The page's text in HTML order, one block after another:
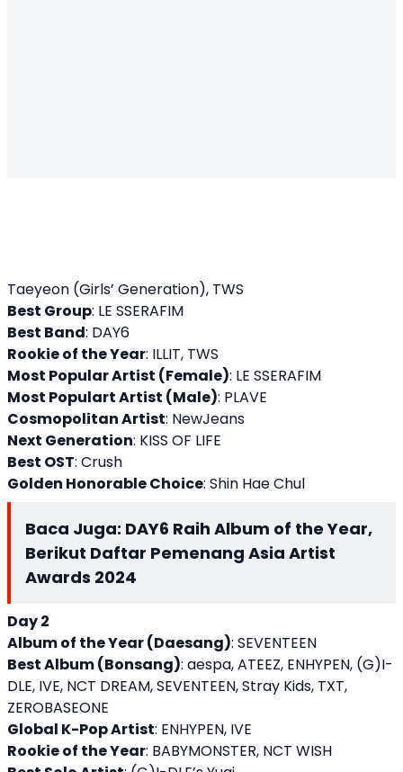
Taeyeon (Girls’ Generation), TWS
Best Group: LE SSERAFIM
Best Band: DAY6
Rookie of the Year: ILLIT, TWS
Most Popular Artist (Female): LE SSERAFIM
Most Populart Artist (Male): PLAVE
Cosmopolitan Artist: NewJeans
Next Generation: KISS OF LIFE
Best OST: Crush
Golden Honorable Choice: Shin Hae Chul
Baca Juga: DAY6 Raih Album of the Year,
Berikut Daftar Pemenang Asia Artist
Awards 2024
Day 2
Album of the Year (Daesang): SEVENTEEN
Best Album (Bonsang): aespa, ATEEZ, ENHYPEN, (G)I-
DLE, IVE, NCT DREAM, SEVENTEEN, Stray Kids, TXT,
ZEROBASEONE
Global K-Pop Artist: ENHYPEN, IVE
Rookie of the Year: BABYMONSTER, NCT WISH